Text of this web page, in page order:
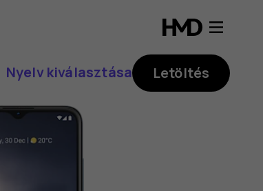
Nyelv kiválasztása Letöltés